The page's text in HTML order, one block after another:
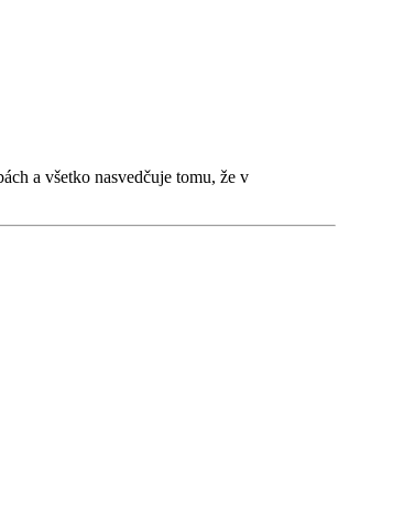
a všetko nasvedčuje tomu, že v